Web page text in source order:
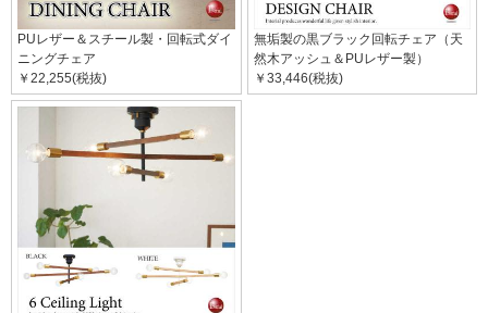
PUレザー＆スチール製・回転式ダイ
ニングチェア
￥22,255(税抜)
無垢製の黒ブラック回転チェア（天
然木アッシュ＆PUレザー製）
￥33,446(税抜)